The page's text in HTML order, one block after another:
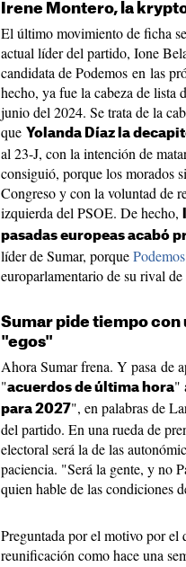
Irene Montero, la
El último movimiento de ficha
actual líder del partido, Ione
candidata de Podemos en las
hecho, ya fue la cabeza de lista
junio del 2024. Se trata de la
que Yolanda Díaz la
al 23-J, con la intención de
consiguió, porque los morados
Congreso y con la voluntad de
izquierda del PSOE. De hecho,
pasadas europeas acabó
líder de Sumar, porque
europarlamentario de su rival
Sumar pide tiempo con
"egos"
Ahora Sumar frena. Y pasa de
"acuerdos de última hora"
para 2027", en palabras de
del partido. En una rueda de
electoral será la de las
paciencia. "Será la gente, y no
quien hable de las condiciones
Preguntada por el motivo por el
reunificación como hace una